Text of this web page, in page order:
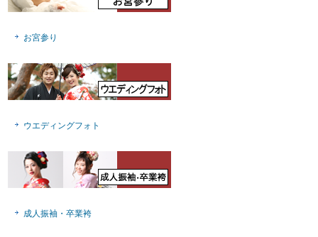
お宮参り
ウエディングフォト
成人振袖・卒業袴